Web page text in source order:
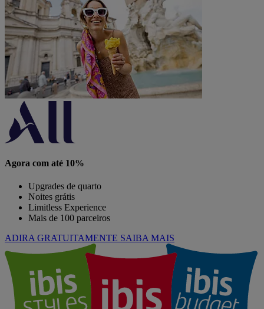
Agora com até 10%
Upgrades de quarto
Noites grátis
Limitless Experience
Mais de 100 parceiros
ADIRA GRATUITAMENTE SAIBA MAIS